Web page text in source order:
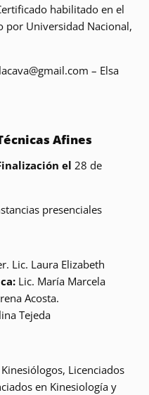
habilitado en el
por Universidad Nacional,
– Elsa
Afines
el 28 de
presenciales
Lic. Laura Elizabeth
Lic. María Marcela
Acosta.
Tejeda
Licenciados
en Kinesiología y